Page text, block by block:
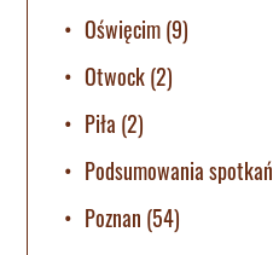
Oświęcim(9)
Otwock(2)
Piła (2)
Podsumowania spotkań
Poznan (54)